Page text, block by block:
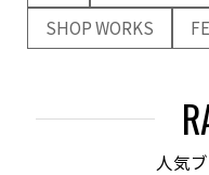
SHOP WORKS
人気